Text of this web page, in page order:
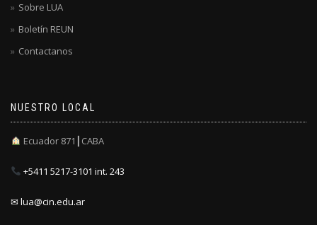
Sobre LUA
Boletín REUN
Contactanos
NUESTRO LOCAL
Ecuador 871┃CABA
+5411 5217-3101 int. 243
✉ lua@cin.edu.ar